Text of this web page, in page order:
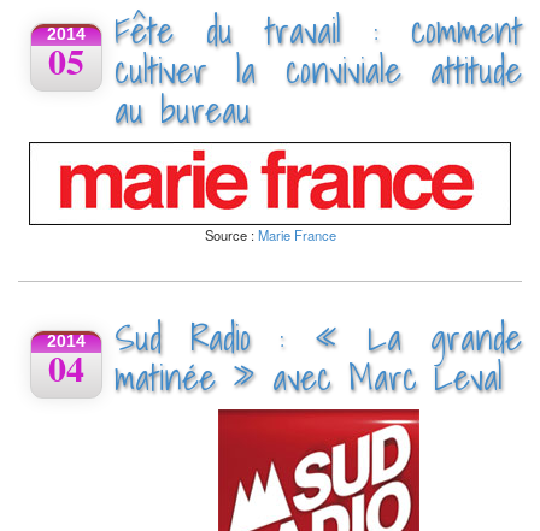
2014
05
Fête du travail : comment
cultiver la conviviale attitude
au bureau
Source :Marie France
2014
04
Sud Radio : « La grande
matinée » avec Marc Leval